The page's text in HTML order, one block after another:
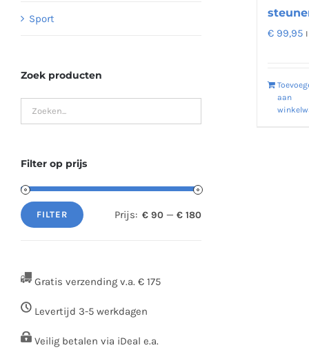
€ 99,95
aan
Sport
Zoek producten
Filter op prijs
Min.
Max.
FILTER Prijs: € 90 —€ 180
Gratis verzending v.a. € 175
Levertijd 3-5 werkdagen
Veilig betalen via iDeal e.a.